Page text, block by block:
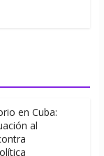
en Cuba:
al